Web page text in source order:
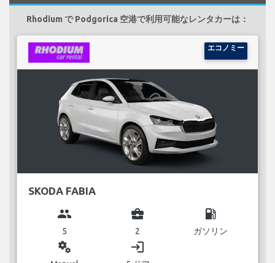
Rhodium で Podgorica 空港で利用可能なレンタカーは：
エコノミー
SKODA FABIA
group
5
business_center
2
local_gas_station
ガソリン
miscellaneous_services login